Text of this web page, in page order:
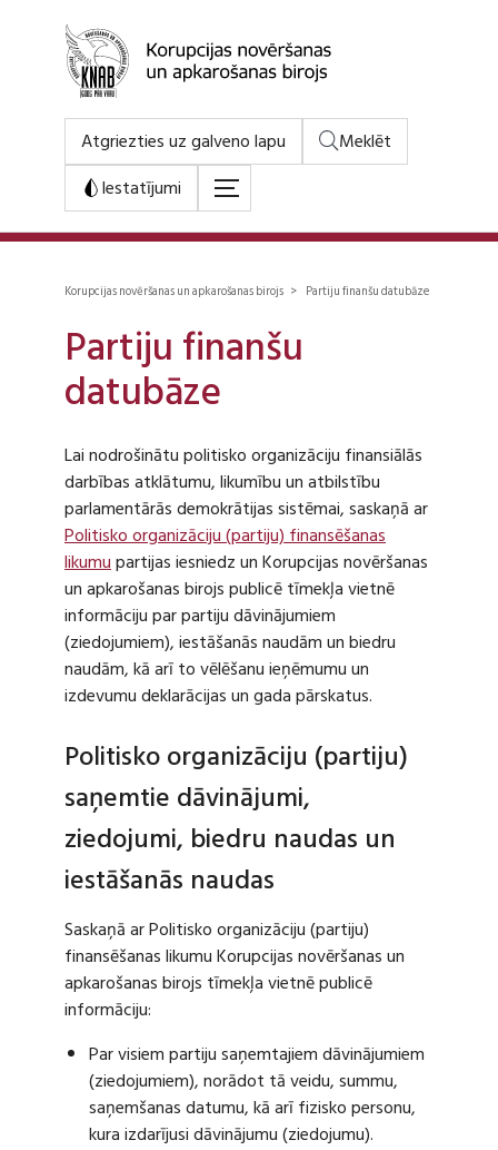
Atgriezties uz galveno lapu
Meklēt
Iestatījumi
Korupcijas novēršanas un apkarošanas birojs > Partiju finanšu datubāze
Partiju finanšu
datubāze
Lai nodrošinātu politisko organizāciju finansiālās
darbības atklātumu, likumību un atbilstību
parlamentārās demokrātijas sistēmai, saskaņā ar
Politisko organizāciju (partiju) finansēšanas
likumupartijas iesniedz un Korupcijas novēršanas
un apkarošanas birojs publicē tīmekļa vietnē
informāciju par partiju dāvinājumiem
(ziedojumiem), iestāšanās naudām un biedru
naudām, kā arī to vēlēšanu ieņēmumu un
izdevumu deklarācijas un gada pārskatus.
Politisko organizāciju (partiju)
saņemtie dāvinājumi,
ziedojumi, biedru naudas un
iestāšanās naudas
Saskaņā ar Politisko organizāciju (partiju)
finansēšanas likumu Korupcijas novēršanas un
apkarošanas birojs tīmekļa vietnē publicē
informāciju:
Par visiem partiju saņemtajiem dāvinājumiem
(ziedojumiem), norādot tā veidu, summu,
saņemšanas datumu, kā arī fizisko personu,
kura izdarījusi dāvinājumu (ziedojumu).